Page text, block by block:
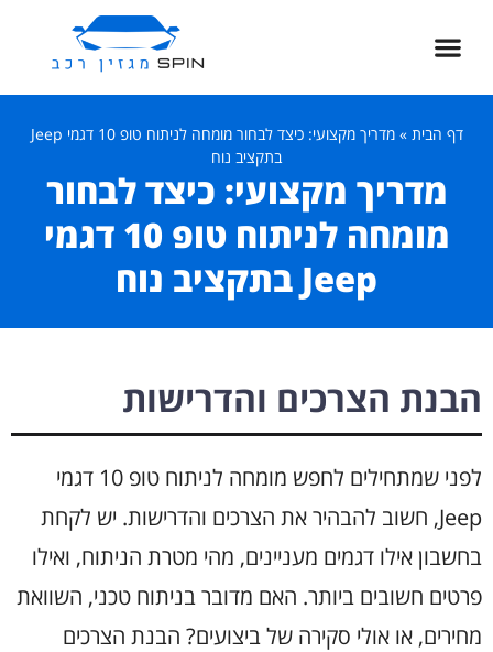
דף הבית »
מדריך מקצועי: כיצד לבחור מומחה לניתוח טופ 10 דגמי Jeep
בתקציב נוח
מדריך מקצועי: כיצד לבחור
מומחה לניתוח טופ 10 דגמי
Jeep בתקציב נוח
הבנת הצרכים והדרישות
לפני שמתחילים לחפש מומחה לניתוח טופ 10 דגמי
Jeep, חשוב להבהיר את הצרכים והדרישות. יש לקחת
בחשבון אילו דגמים מעניינים, מהי מטרת הניתוח, ואילו
פרטים חשובים ביותר. האם מדובר בניתוח טכני, השוואת
מחירים, או אולי סקירה של ביצועים? הבנת הצרכים